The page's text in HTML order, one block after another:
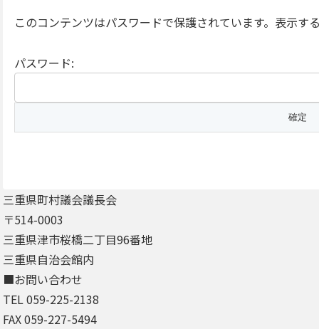
このコンテンツはパスワードで保護されています。表示す
パスワード:
三重県町村議会議長会
〒514-0003
三重県津市桜橋二丁目96番地
三重県自治会館内
■お問い合わせ
TEL 059-225-2138
FAX 059-227-5494